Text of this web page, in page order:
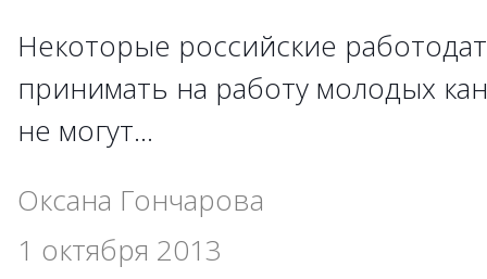
Некоторые российские
принимать на работу молодых
не могут…
Оксана Гончарова
1 октября 2013